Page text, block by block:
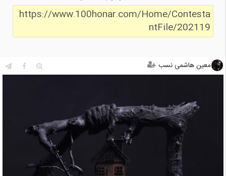
https://www.100honar.com/Home/Contesta
ntFile/202119
معین هاشمی نسب